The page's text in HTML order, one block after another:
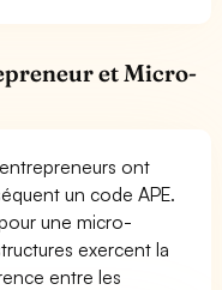
et Micro-
ont
un code APE.
une micro-
exercent la
entre les